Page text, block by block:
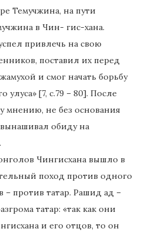
Темучжина, на пути
в Чин- гис-хана.
привлечь на свою
поставил их перед
и смог начать борьбу
улуса» [7, с.79 – 80]. После
мнению, не без основания
обиду на
Чингисхана вышло в
поход против одного
– против татар. Рашид ад –
татар: «так как они
и его отцов, то он